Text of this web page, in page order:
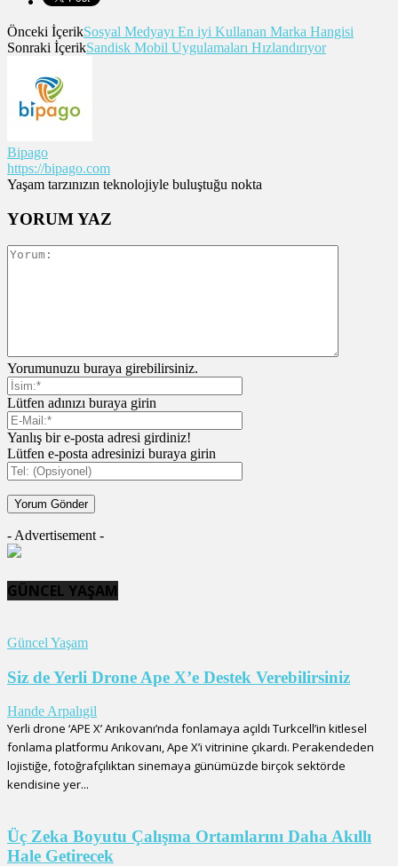
Önceki İçerikSosyal Medyayı En iyi Kullanan Marka Hangisi
Sonraki İçerikSandisk Mobil Uygulamaları Hızlandırıyor
Bipago
https://bipago.com
Yaşam tarzınızın teknolojiyle buluştuğu nokta
YORUM YAZ
Yorumunuzu buraya girebilirsiniz.
Lütfen adınızı buraya girin
Yanlış bir e-posta adresi girdiniz!
Lütfen e-posta adresinizi buraya girin
- Advertisement -
GÜNCEL YAŞAM
Güncel Yaşam
Siz de Yerli Drone Ape X’e Destek Verebilirsiniz
Hande Arpalıgil
Yerli drone ‘APE X’ Arıkovanı’nda fonlamaya açıldı Turkcell’in kitlesel
fonlama platformu Arıkovanı, Ape X’i vitrinine çıkardı. Perakendeden
lojistiğe, fotoğrafçılıktan sinemaya günümüzde birçok sektörde
kendisine yer...
Üç Zeka Boyutu Çalışma Ortamlarını Daha Akıllı
Hale Getirecek